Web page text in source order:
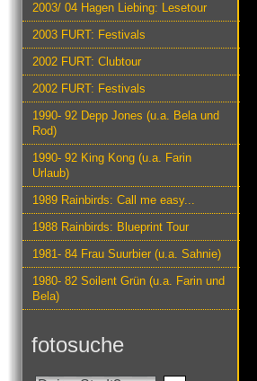
2003/ 04 Hagen Liebing: Lesetour
2003 FURT: Festivals
2002 FURT: Clubtour
2002 FURT: Festivals
1990- 92 Depp Jones (u.a. Bela und
Rod)
1990- 92 King Kong (u.a. Farin
Urlaub)
1989 Rainbirds: Call me easy...
1988 Rainbirds: Blueprint Tour
1981- 84 Frau Suurbier (u.a. Sahnie)
1980- 82 Soilent Grün (u.a. Farin und
Bela)
fotosuche